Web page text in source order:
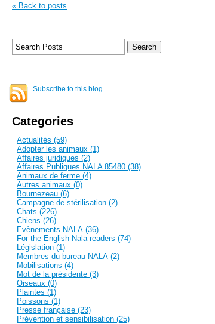
« Back to posts
Subscribe to this blog
Categories
Actualités (59)
Adopter les animaux (1)
Affaires juridiques (2)
Affaires Publiques NALA 85480 (38)
Animaux de ferme (4)
Autres animaux (0)
Bournezeau (6)
Campagne de stérilisation (2)
Chats (226)
Chiens (26)
Evènements NALA (36)
For the English Nala readers (74)
Législation (1)
Membres du bureau NALA (2)
Mobilisations (4)
Mot de la présidente (3)
Oiseaux (0)
Plaintes (1)
Poissons (1)
Presse française (23)
Prévention et sensibilisation (25)